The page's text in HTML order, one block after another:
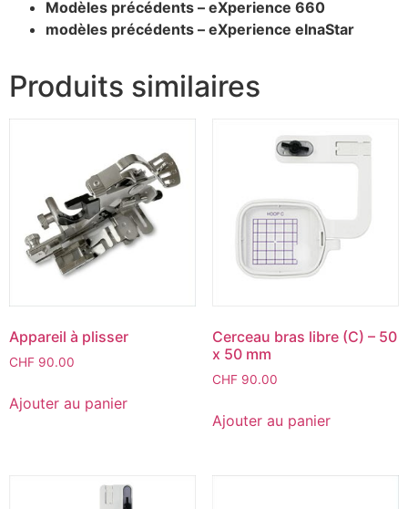
Modèles précédents – eXperience 660
modèles précédents – eXperience elnaStar
Produits similaires
Appareil à plisser
CHF 90.00
Ajouter au panier
Cerceau bras libre (C) – 50
x 50 mm
CHF90.00
Ajouter au panier